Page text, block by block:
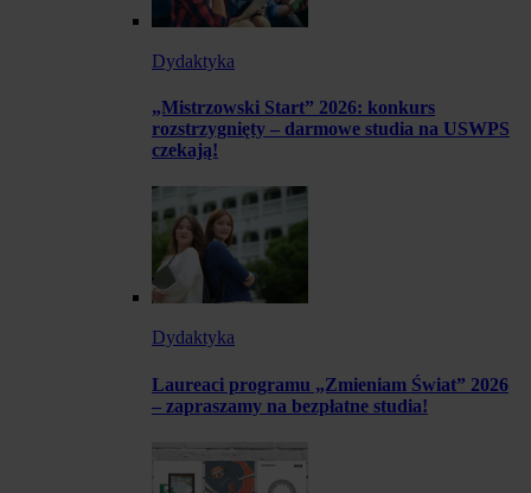
Dydaktyka
„Mistrzowski Start” 2026: konkurs
rozstrzygnięty – darmowe studia na USWPS
czekają!
Dydaktyka
Laureaci programu „Zmieniam Świat” 2026
– zapraszamy na bezpłatne studia!